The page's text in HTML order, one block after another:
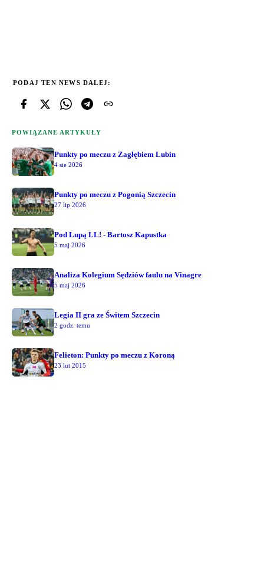
PODAJ TEN NEWS DALEJ:
POWIĄZANE ARTYKUŁY
Punkty po meczu z Zagłębiem Lubin
4 sie 2026
Punkty po meczu z Pogonią Szczecin
27 lip 2026
Pod Lupą LL! - Bartosz Kapustka
5 maj 2026
Analiza Kolegium Sędziów faulu na Vinagre
5 maj 2026
Legia II gra ze Świtem Szczecin
2 godz. temu
Felieton: Punkty po meczu z Koroną
23 lut 2015